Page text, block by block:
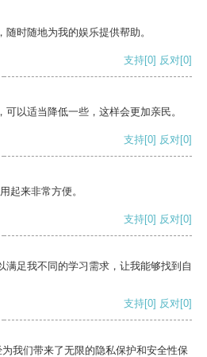
时随地为我的娱乐提供帮助。
支持[0] 反对[0]
以适当降低一些，这样会更加亲民。
支持[0] 反对[0]
起来非常方便。
支持[0] 反对[0]
满足我不同的学习需求，让我能够找到自
支持[0] 反对[0]
我们带来了无限的隐私保护和安全性保